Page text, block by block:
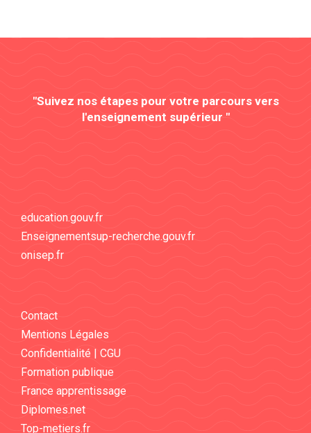
"Suivez nos étapes pour votre parcours vers
l'enseignement supérieur "
education.gouv.fr
Enseignementsup-recherche.gouv.fr
onisep.fr
Contact
Mentions Légales
Confidentialité | CGU
Formation publique
France apprentissage
Diplomes.net
Top-metiers.fr